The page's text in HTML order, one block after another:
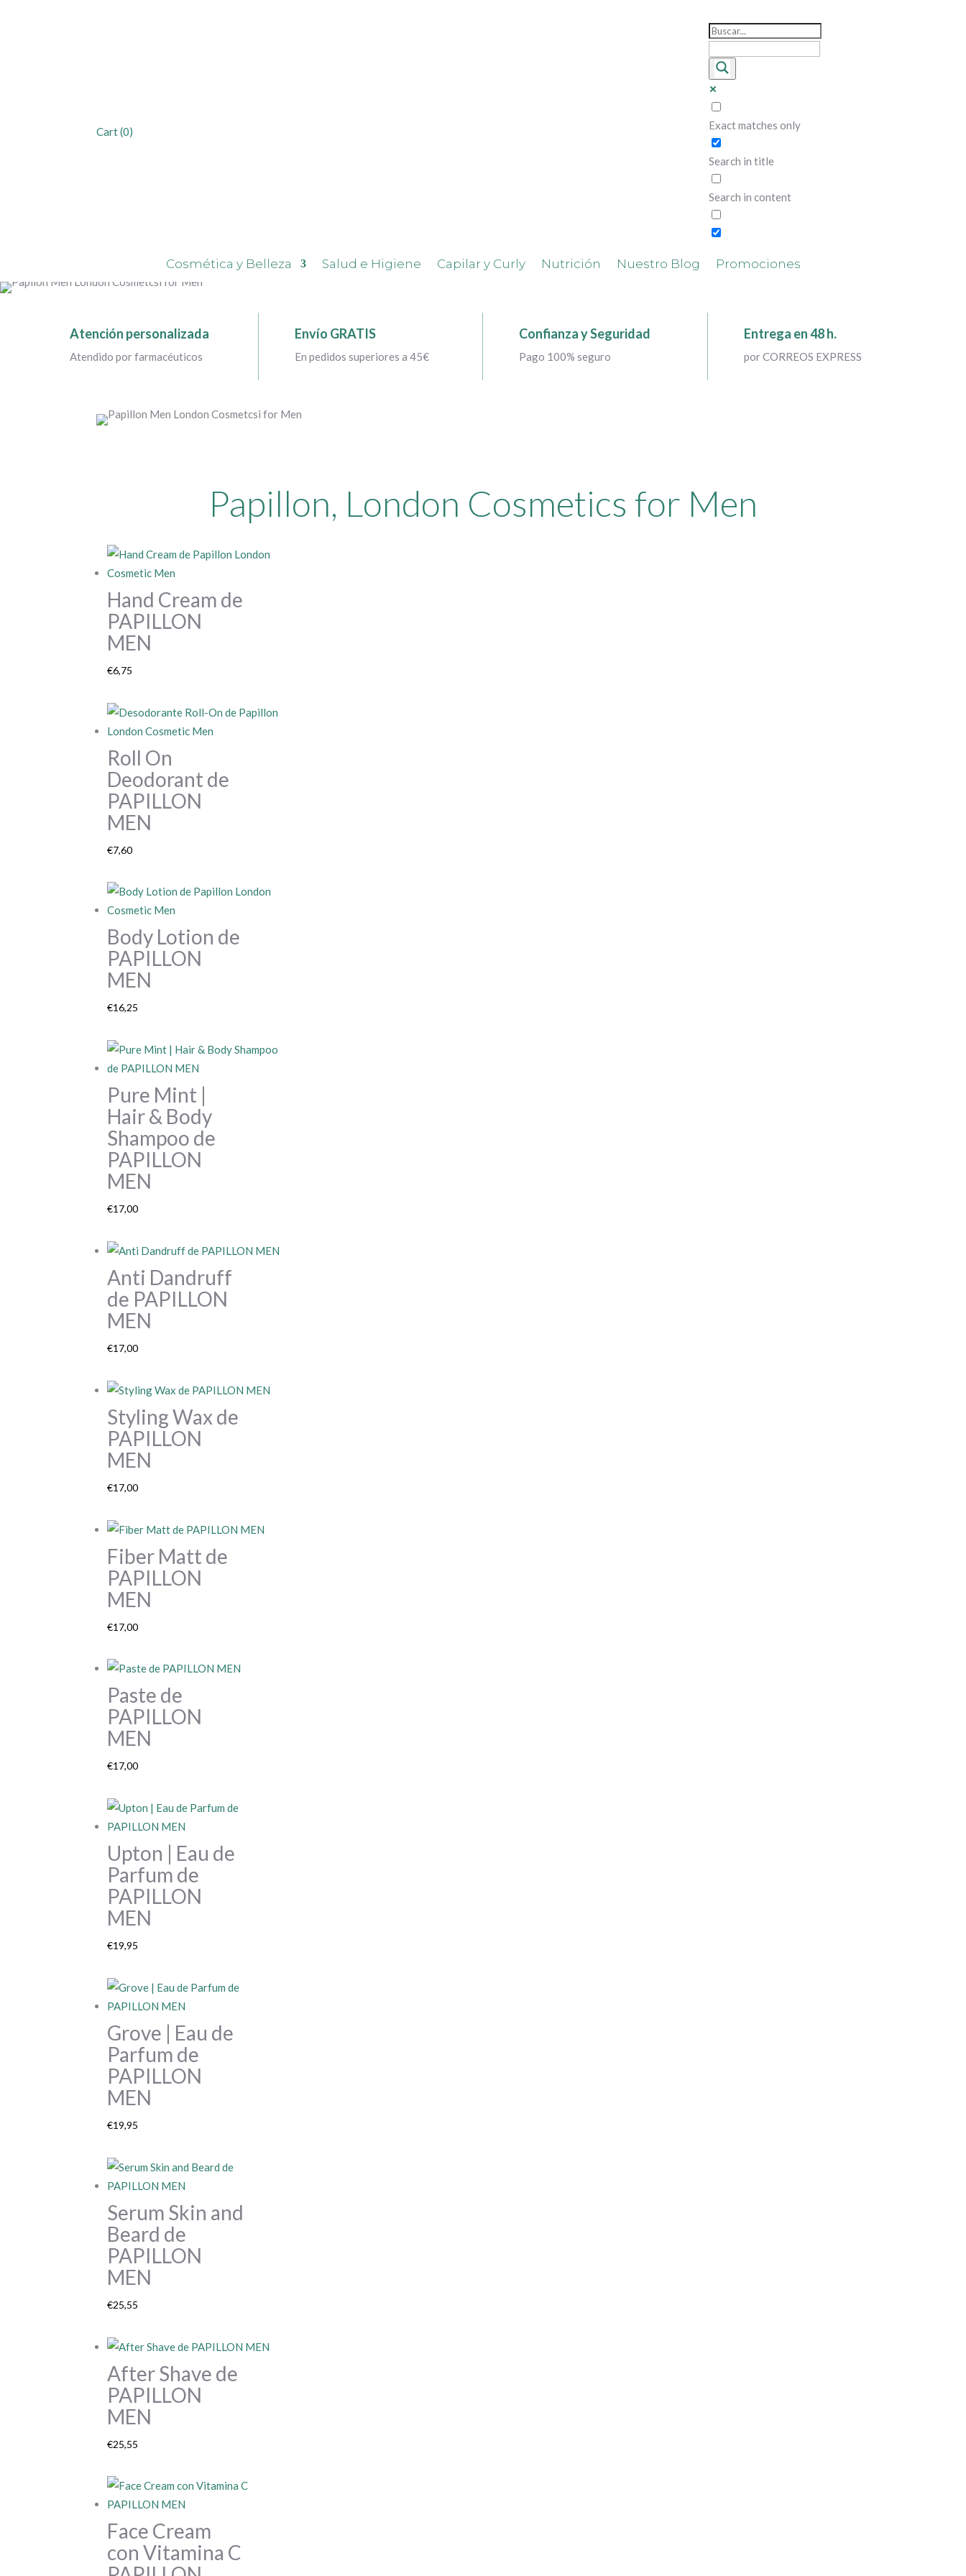
Cart(0) Exact matches only
Search in title
Search in content
Cosmética y Belleza Salud e Higiene Capilar y Curly Nutrición Nuestro Blog Promociones
Atención personalizada
Atendido por farmacéuticos
Envío GRATIS
En pedidos superiores a 45€
Confianza y Seguridad
Pago 100% seguro
Entrega en 48 h.
por CORREOS EXPRESS
Papillon, London Cosmetics for Men
Hand Cream de
PAPILLON
MEN
€6,75
Roll On
Deodorant de
PAPILLON
MEN
€7,60
Body Lotion de
PAPILLON
MEN
€16,25
Pure Mint |
Hair & Body
Shampoo de
PAPILLON
MEN
€17,00
Anti Dandruff
de PAPILLON
MEN
€17,00
Styling Wax de
PAPILLON
MEN
€17,00
Fiber Matt de
PAPILLON
MEN
€17,00
Paste de
PAPILLON
MEN
€17,00
Upton | Eau de
Parfum de
PAPILLON
MEN
€19,95
Grove | Eau de
Parfum de
PAPILLON
MEN
€19,95
Serum Skin and
Beard de
PAPILLON
MEN
€25,55
After Shave de
PAPILLON
MEN
€25,55
Face Cream
con Vitamina C